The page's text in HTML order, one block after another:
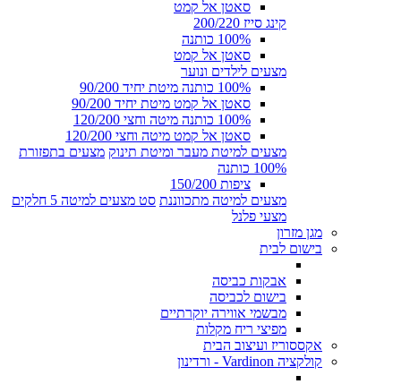
סאטן אל קמט
קינג סייז 200/220
100% כותנה
סאטן אל קמט
מצעים לילדים ונוער
100% כותנה מיטת יחיד 90/200
סאטן אל קמט מיטת יחיד 90/200
100% כותנה מיטה וחצי 120/200
סאטן אל קמט מיטה וחצי 120/200
מצעים למיטת מעבר ומיטת תינוק מצעים בתפזורת
100% כותנה
ציפות 150/200
מצעים למיטה מתכווננת סט מצעים למיטה 5 חלקים
מצעי פלנל
מגן מזרון
בישום לבית
אבקות כביסה
בישום לכביסה
מבשמי אווירה יוקרתיים
מפיצי ריח מקלות
אקססוריז ועיצוב הבית
קולקציה Vardinon - ורדינון